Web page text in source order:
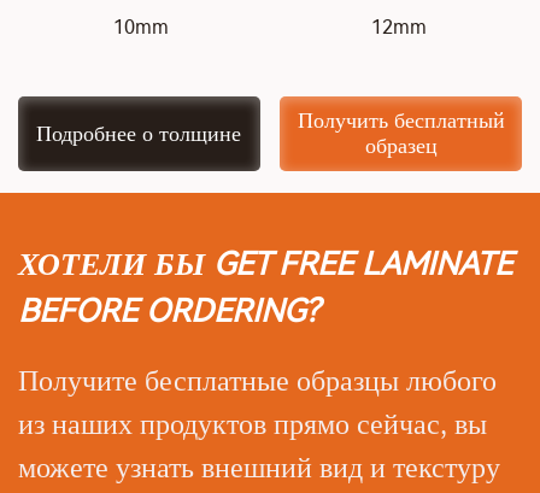
10mm 12mm
Подробнее о толщине
Получить бесплатный
образец
ХОТЕЛИ БЫ GET FREE LAMINATE
BEFORE ORDERING?
Получите бесплатные образцы любого
из наших продуктов прямо сейчас, вы
можете узнать внешний вид и текстуру